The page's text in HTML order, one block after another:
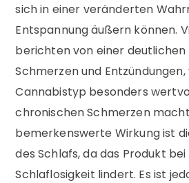
sich in einer veränderten
Entspannung äußern können.
berichten von einer deutlichen
Schmerzen und Entzündungen,
Cannabistyp besonders
chronischen Schmerzen
bemerkenswerte Wirkung ist
des Schlafs, da das Produkt
Schlaflosigkeit lindert. Es ist